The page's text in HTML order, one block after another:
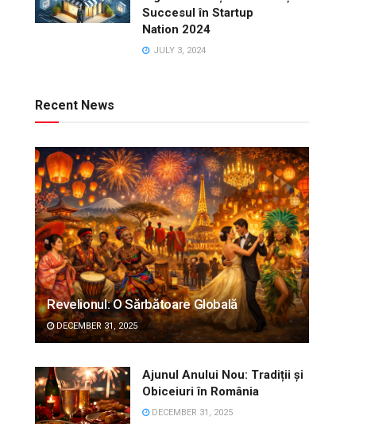
Succesul în Startup
Nation 2024
JULY 3, 2024
Recent News
Revelionul: O Sărbătoare Globală
DECEMBER 31, 2025
Ajunul Anului Nou: Tradiții și
Obiceiuri în România
DECEMBER 31, 2025